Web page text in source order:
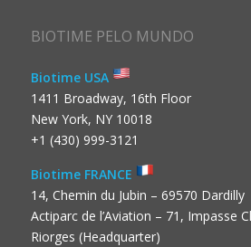
BIOTIME PELO MUNDO
Biotime USA
1411 Broadway, 16th Floor
New York, NY 10018
+1 (430) 999-3121
Biotime FRANCE
14, Chemin du Jubin – 69570 Dardilly
Actiparc de l’Aviation – 71, Impasse
Riorges (Headquarter)